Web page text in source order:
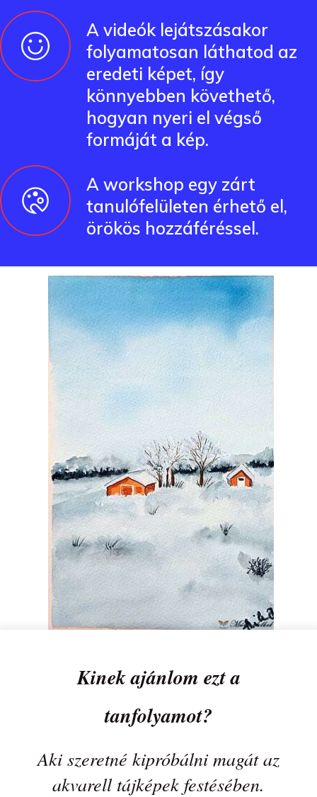
A videók lejátszásakor
folyamatosan láthatod az
eredeti képet, így
könnyebben követhető,
hogyan nyeri el végső
formáját a kép.
A workshop egy zárt
tanulófelületen érhető el,
örökös hozzáféréssel.
Kinek ajánlom ezt a
tanfolyamot?
Aki szeretné kipróbálni magát az
akvarell tájképek festésében.